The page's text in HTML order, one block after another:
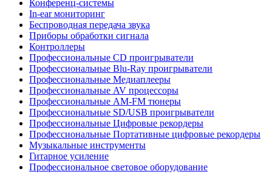
Конференц-системы
In-ear мониторинг
Беспроводная передача звука
Приборы обработки сигнала
Контроллеры
Профессиональные СD проигрыватели
Профессиональные Blu-Ray проигрыватели
Профессиональные Медиаплееры
Профессиональные AV процессоры
Профессиональные AM-FM тюнеры
Профессиональные SD/USB проигрыватели
Профессиональные Цифровые рекордеры
Профессиональные Портативные цифровые рекордеры
Музыкальные инструменты
Гитарное усиление
Профессиональное световое оборудование